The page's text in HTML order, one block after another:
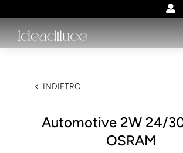

INDIETRO
Automotive 2W 24/
OSRAM